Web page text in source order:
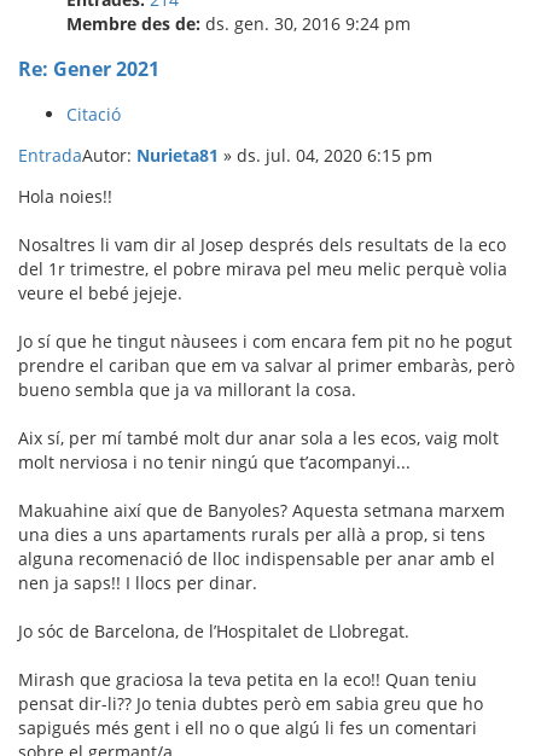
Membre des de: ds. gen. 30, 2016 9:24 pm
Re: Gener 2021
Citació
EntradaAutor: Nurieta81 » ds. jul. 04, 2020 6:15 pm
Hola noies!!
Nosaltres li vam dir al Josep després dels resultats de la eco
del 1r trimestre, el pobre mirava pel meu melic perquè volia
veure el bebé jejeje.
Jo sí que he tingut nàusees i com encara fem pit no he pogut
prendre el cariban que em va salvar al primer embaràs, però
bueno sembla que ja va millorant la cosa.
Aix sí, per mí també molt dur anar sola a les ecos, vaig molt
molt nerviosa i no tenir ningú que t’acompanyi...
Makuahine així que de Banyoles? Aquesta setmana marxem
una dies a uns apartaments rurals per allà a prop, si tens
alguna recomenació de lloc indispensable per anar amb el
nen ja saps!! I llocs per dinar.
Jo sóc de Barcelona, de l’Hospitalet de Llobregat.
Mirash que graciosa la teva petita en la eco!! Quan teniu
pensat dir-li?? Jo tenia dubtes però em sabia greu que ho
sapigués més gent i ell no o que algú li fes un comentari